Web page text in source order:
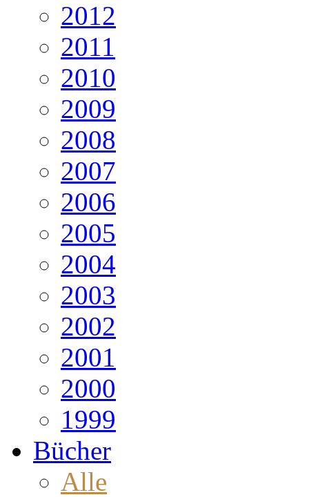
2012
2011
2010
2009
2008
2007
2006
2005
2004
2003
2002
2001
2000
1999
Bücher
Alle